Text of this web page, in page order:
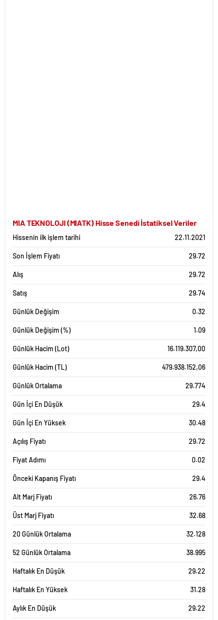
MIA TEKNOLOJI (MIATK) Hisse Senedi İstatiksel Veriler
Hissenin ilk işlem tarihi 22.11.2021
Son İşlem Fiyatı 29.72
Alış 29.72
Satış 29.74
Günlük Değişim 0.32
Günlük Değişim (%) 1.09
Günlük Hacim (Lot) 16.119.307,00
Günlük Hacim (TL) 479.938.152,06
Günlük Ortalama 29.774
Gün İçi En Düşük 29.4
Gün İçi En Yüksek 30.48
Açılış Fiyatı 29.72
Fiyat Adımı 0.02
Önceki Kapanış Fiyatı 29.4
Alt Marj Fiyatı 26.76
Üst Marj Fiyatı 32.68
20 Günlük Ortalama 32.128
52 Günlük Ortalama 38.995
Haftalık En Düşük 29.22
Haftalık En Yüksek 31.28
Aylık En Düşük 29.22